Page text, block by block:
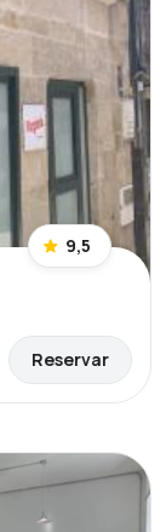
9,5
Reservar